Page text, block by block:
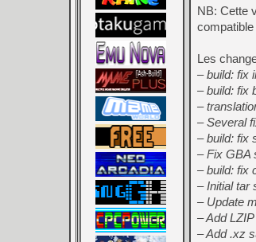
NB: Cette
compatible
Les
– build: fix
– build: fix
–
– Several
– build: fix
– Fix GBA
– build: fix
– Initial tar
– Update
– Add
– Add .xz